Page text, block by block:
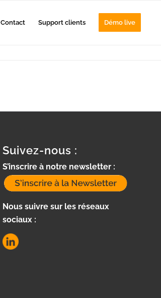
Contact Support clients Démo live
Suivez-nous :
S’inscrire à notre newsletter :
Nous suivre sur les réseaux
sociaux :